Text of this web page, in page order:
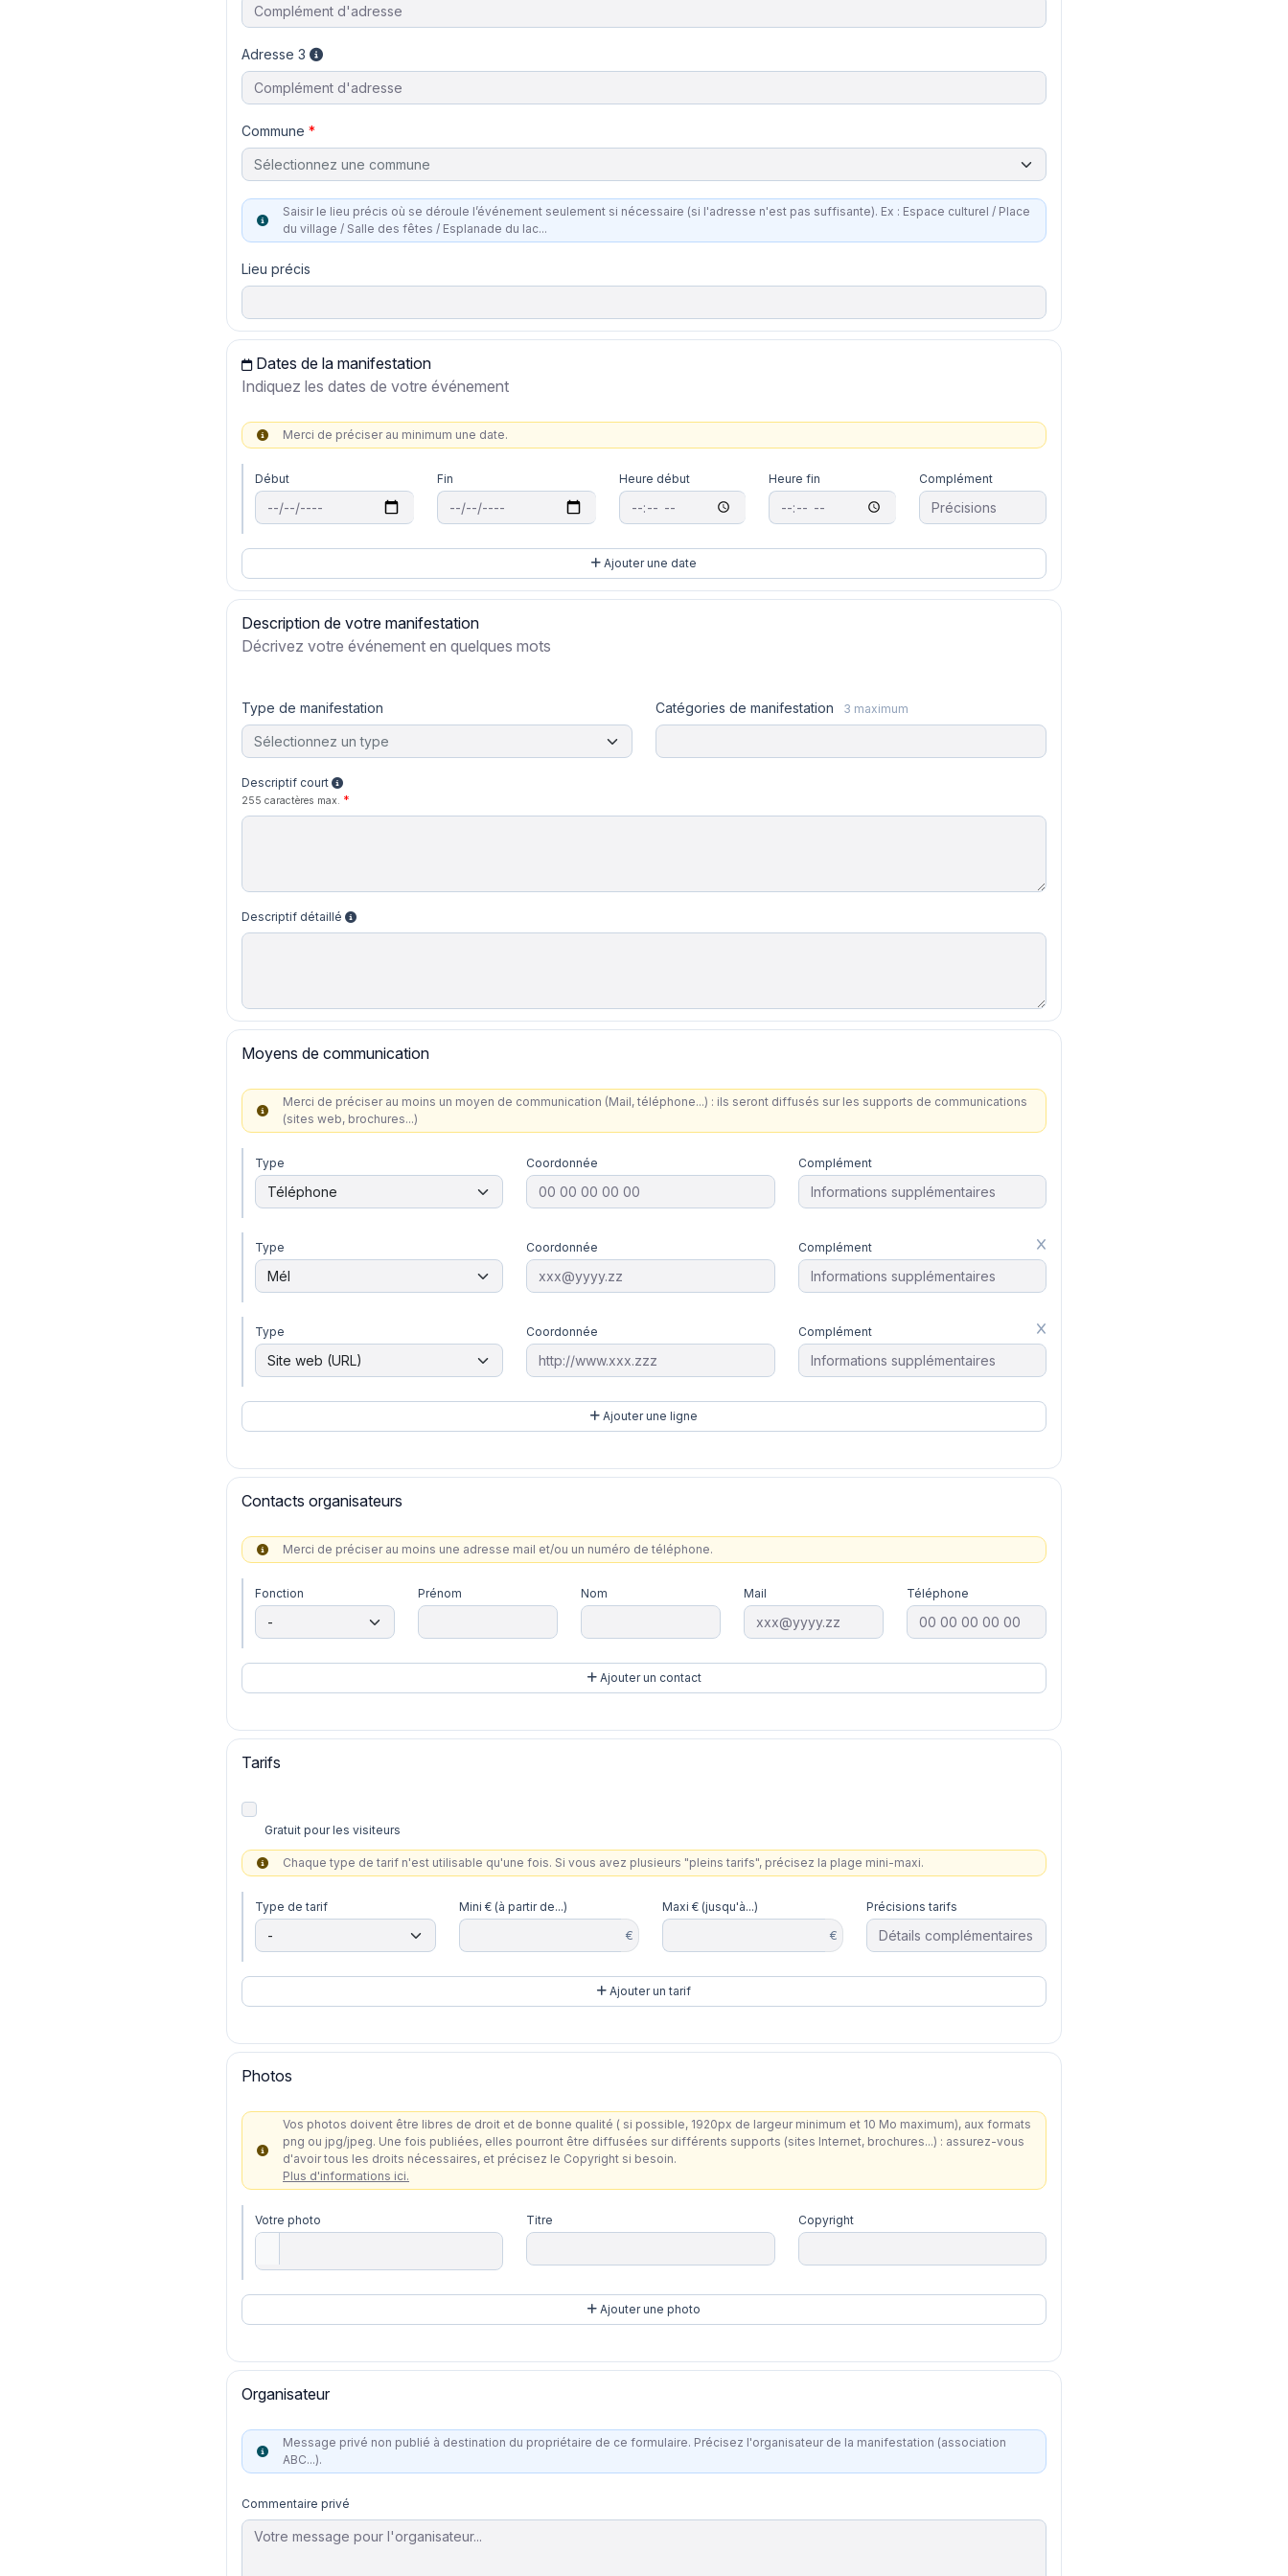
Adresse 3
Commune
Sélectionnez une commune
Saisir le lieu précis où se déroule l’événement seulement si nécessaire (si l'adresse n'est pas suffisante). Ex : Espace culturel / Place
du village / Salle des fêtes / Esplanade du lac...
Lieu précis
Dates de la manifestation
Indiquez les dates de votre événement
Merci de préciser au minimum une date.
Début Fin Heure début Heure fin Complément
Ajouter une date
Description de votre manifestation
Décrivez votre événement en quelques mots
Type de manifestation
Sélectionnez un type
Catégories de manifestation 3 maximum
Descriptif court
255 caractères max.
Descriptif détaillé
Moyens de communication
Merci de préciser au moins un moyen de communication (Mail, téléphone...) : ils seront diffusés sur les supports de communications
(sites web, brochures...)
Type Coordonnée Complément
Type Coordonnée Complément
Type Coordonnée Complément
Ajouter une ligne
Contacts organisateurs
Merci de préciser au moins une adresse mail et/ou un numéro de téléphone.
Fonction Prénom Nom Mail Téléphone
Ajouter un contact
Tarifs
Gratuit pour les visiteurs
Chaque type de tarif n'est utilisable qu'une fois. Si vous avez plusieurs "pleins tarifs", précisez la plage mini-maxi.
Type de tarif
Mini € (à partir de...)
€
Maxi € (jusqu'à...)
€
Précisions tarifs
Ajouter un tarif
Photos
Vos photos doivent être libres de droit et de bonne qualité ( si possible, 1920px de largeur minimum et 10 Mo maximum), aux formats
png ou jpg/jpeg. Une fois publiées, elles pourront être diffusées sur différents supports (sites Internet, brochures...) : assurez-vous
d'avoir tous les droits nécessaires, et précisez le Copyright si besoin.
Plus d'informations ici.
Votre photo Titre Copyright
Ajouter une photo
Organisateur
Message privé non publié à destination du propriétaire de ce formulaire. Précisez l'organisateur de la manifestation (association
ABC...).
Commentaire privé